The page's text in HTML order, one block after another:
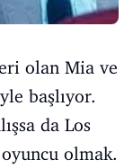
olan Mia ve
başlıyor.
da Los
olmak.